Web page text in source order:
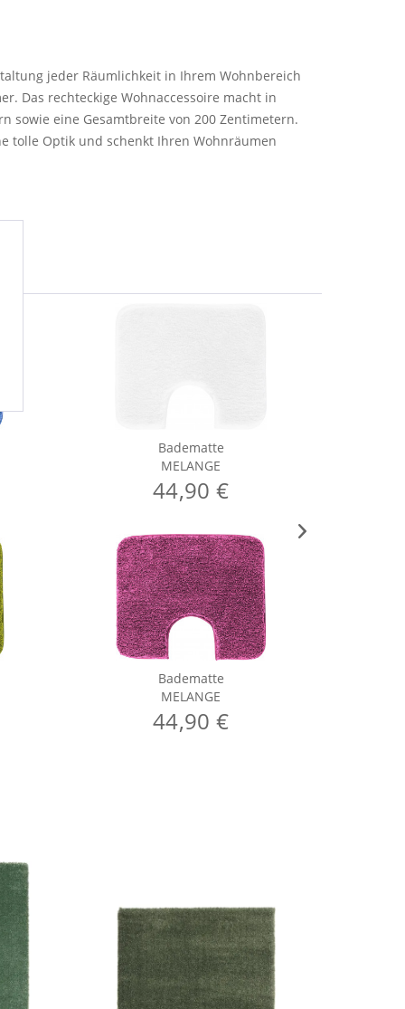
jeder Räumlichkeit in Ihrem Wohnbereich
Das rechteckige Wohnaccessoire macht in
sowie eine Gesamtbreite von 200 Zentimetern.
tolle Optik und schenkt Ihren Wohnräumen
Badematte
MELANGE
44,90 €
Badematte
MELANGE
44,90 €